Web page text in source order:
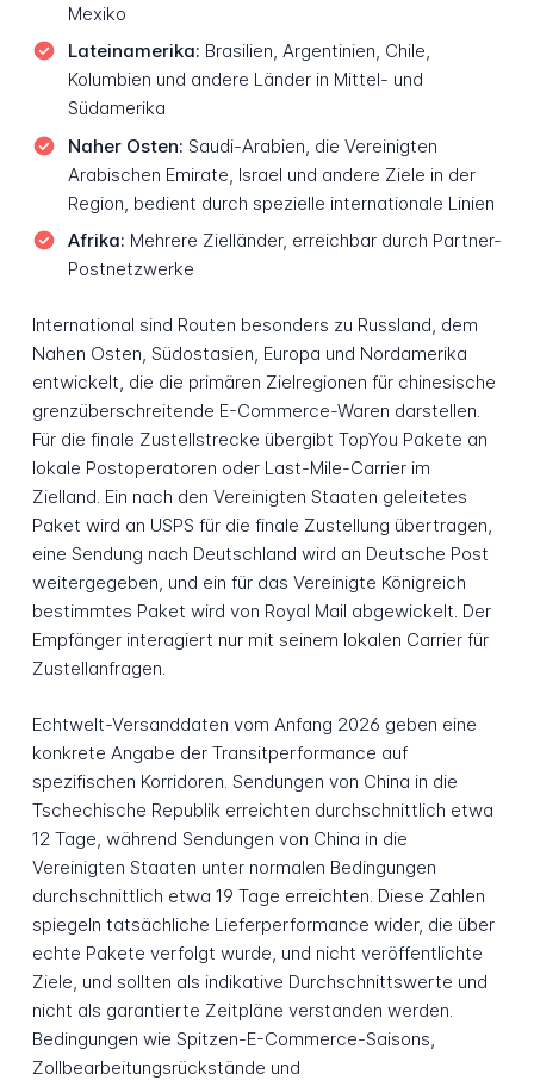
Mexiko
Lateinamerika: Brasilien, Argentinien, Chile,
Kolumbien und andere Länder in Mittel- und
Südamerika
Naher Osten: Saudi-Arabien, die Vereinigten
Arabischen Emirate, Israel und andere Ziele in der
Region, bedient durch spezielle internationale Linien
Afrika: Mehrere Zielländer, erreichbar durch Partner-
Postnetzwerke
International sind Routen besonders zu Russland, dem
Nahen Osten, Südostasien, Europa und Nordamerika
entwickelt, die die primären Zielregionen für chinesische
grenzüberschreitende E-Commerce-Waren darstellen.
Für die finale Zustellstrecke übergibt TopYou Pakete an
lokale Postoperatoren oder Last-Mile-Carrier im
Zielland. Ein nach den Vereinigten Staaten geleitetes
Paket wird an USPS für die finale Zustellung übertragen,
eine Sendung nach Deutschland wird an Deutsche Post
weitergegeben, und ein für das Vereinigte Königreich
bestimmtes Paket wird von Royal Mail abgewickelt. Der
Empfänger interagiert nur mit seinem lokalen Carrier für
Zustellanfragen.
Echtwelt-Versanddaten vom Anfang 2026 geben eine
konkrete Angabe der Transitperformance auf
spezifischen Korridoren. Sendungen von China in die
Tschechische Republik erreichten durchschnittlich etwa
12 Tage, während Sendungen von China in die
Vereinigten Staaten unter normalen Bedingungen
durchschnittlich etwa 19 Tage erreichten. Diese Zahlen
spiegeln tatsächliche Lieferperformance wider, die über
echte Pakete verfolgt wurde, und nicht veröffentlichte
Ziele, und sollten als indikative Durchschnittswerte und
nicht als garantierte Zeitpläne verstanden werden.
Bedingungen wie Spitzen-E-Commerce-Saisons,
Zollbearbeitungsrückstände und